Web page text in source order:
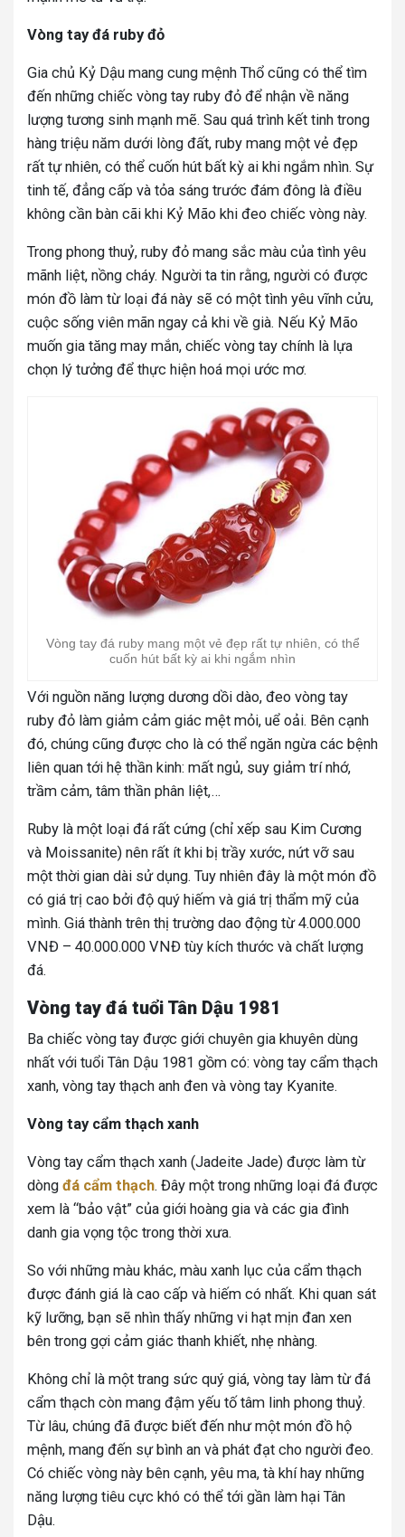
Vòng tay đá ruby đỏ
Gia chủ Kỷ Dậu mang cung mệnh Thổ cũng có thể tìm
đến những chiếc vòng tay ruby đỏ để nhận về năng
lượng tương sinh mạnh mẽ. Sau quá trình kết tinh trong
hàng triệu năm dưới lòng đất, ruby mang một vẻ đẹp
rất tự nhiên, có thể cuốn hút bất kỳ ai khi ngắm nhìn. Sự
tinh tế, đẳng cấp và tỏa sáng trước đám đông là điều
không cần bàn cãi khi Kỷ Mão khi đeo chiếc vòng này.
Trong phong thuỷ, ruby đỏ mang sắc màu của tình yêu
mãnh liệt, nồng cháy. Người ta tin rằng, người có được
món đồ làm từ loại đá này sẽ có một tình yêu vĩnh cửu,
cuộc sống viên mãn ngay cả khi về già. Nếu Kỷ Mão
muốn gia tăng may mắn, chiếc vòng tay chính là lựa
chọn lý tưởng để thực hiện hoá mọi ước mơ.
Vòng tay đá ruby mang một vẻ đẹp rất tự nhiên, có thể
cuốn hút bất kỳ ai khi ngắm nhìn
Với nguồn năng lượng dương dồi dào, đeo vòng tay
ruby đỏ làm giảm cảm giác mệt mỏi, uể oải. Bên cạnh
đó, chúng cũng được cho là có thể ngăn ngừa các bệnh
liên quan tới hệ thần kinh: mất ngủ, suy giảm trí nhớ,
trầm cảm, tâm thần phân liệt,…
Ruby là một loại đá rất cứng (chỉ xếp sau Kim Cương
và Moissanite) nên rất ít khi bị trầy xước, nứt vỡ sau
một thời gian dài sử dụng. Tuy nhiên đây là một món đồ
có giá trị cao bởi độ quý hiếm và giá trị thẩm mỹ của
mình. Giá thành trên thị trường dao động từ 4.000.000
VNĐ – 40.000.000 VNĐ tùy kích thước và chất lượng
đá.
Vòng tay đá tuổi Tân Dậu 1981
Ba chiếc vòng tay được giới chuyên gia khuyên dùng
nhất với tuổi Tân Dậu 1981 gồm có: vòng tay cẩm thạch
xanh, vòng tay thạch anh đen và vòng tay Kyanite.
Vòng tay cẩm thạch xanh
Vòng tay cẩm thạch xanh (Jadeite Jade) được làm từ
dòng đá cẩm thạch. Đây một trong những loại đá được
xem là “bảo vật” của giới hoàng gia và các gia đình
danh gia vọng tộc trong thời xưa.
So với những màu khác, màu xanh lục của cẩm thạch
được đánh giá là cao cấp và hiếm có nhất. Khi quan sát
kỹ lưỡng, bạn sẽ nhìn thấy những vi hạt mịn đan xen
bên trong gợi cảm giác thanh khiết, nhẹ nhàng.
Không chỉ là một trang sức quý giá, vòng tay làm từ đá
cẩm thạch còn mang đậm yếu tố tâm linh phong thuỷ.
Từ lâu, chúng đã được biết đến như một món đồ hộ
mệnh, mang đến sự bình an và phát đạt cho người đeo.
Có chiếc vòng này bên cạnh, yêu ma, tà khí hay những
năng lượng tiêu cực khó có thể tới gần làm hại Tân
Dậu.